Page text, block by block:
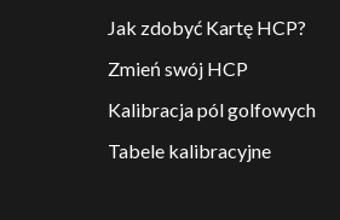
Jak zdobyć Kartę HCP?
Zmień swój HCP
Kalibracja pól golfowych
Tabele kalibracyjne